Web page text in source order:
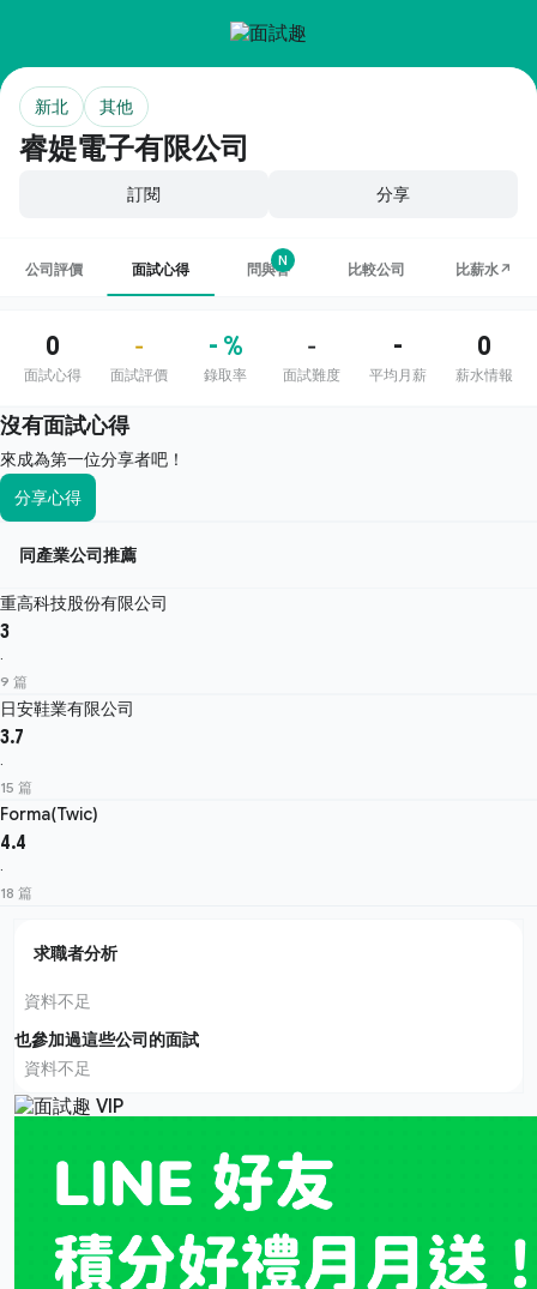
睿媞電子有限公司
新北 其他
訂閱 分享
公司評價 面試心得 問與答
N
比較公司 比薪水↗
0
面試心得
-
面試評價
- %
錄取率
-
面試難度
-
平均月薪
0
薪水情報
沒有面試心得
來成為第一位分享者吧！
分享心得
同產業公司推薦
重高科技股份有限公司
3
·
9 篇
日安鞋業有限公司
3.7
·
15 篇
Forma(Twic)
4.4
·
18 篇
求職者分析
資料不足
也參加過這些公司的面試
資料不足